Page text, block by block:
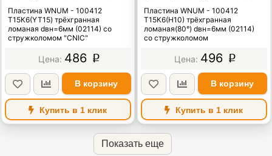
Пластина WNUM - 100412
Т15К6(YT15) трёхгранная
ломаная dвн=6мм (02114) со
стружколомом "CNIC"
486 p
В корзину
Купить в 1 клик
Пластина WNUM - 100412
Т15К6(Н10) трёхгранная
ломаная(80°) dвн=6мм (02114)
со стружколомом
496 p
В корзину
Купить в 1 клик
Показать еще